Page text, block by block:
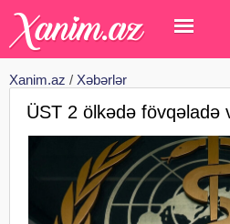
Xanim.az / Xəbərlər
ÜST 2 ölkədə fövqəladə